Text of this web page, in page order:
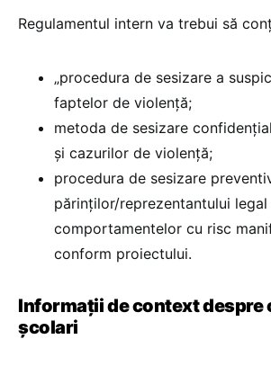
Regulamentul intern va trebui să
„procedura de sesizare a
faptelor de violență;
metoda de sesizare
și cazurilor de violență;
procedura de sesizare
părinților/reprezentantului legal
comportamentelor cu risc
conform proiectului.
Informații de context despre
școlari